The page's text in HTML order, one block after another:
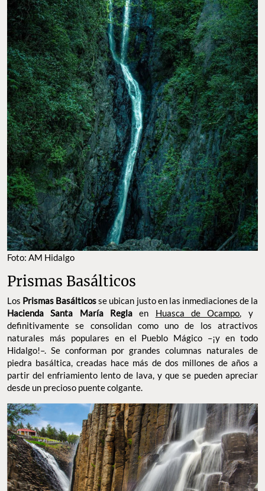
Foto: AM Hidalgo
Prismas Basálticos
Los Prismas Basálticosse ubican justo en las inmediaciones de la
Hacienda Santa María Regla en Huasca de Ocampo, y
definitivamente se consolidan como uno de los atractivos
naturales más populares en el Pueblo Mágico –¡y en todo
Hidalgo!–. Se conforman por grandes columnas naturales de
piedra basáltica, creadas hace más de dos millones de años a
partir del enfriamiento lento de lava, y que se pueden apreciar
desde un precioso puente colgante.